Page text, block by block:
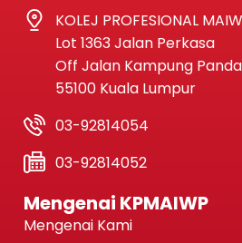
KOLEJ PROFESIONAL
Lot 1363 Jalan Perkasa
Off Jalan Kampung
55100 Kuala Lumpur
03-92814054
03-92814052
Mengenai KPMAIWP
Mengenai Kami